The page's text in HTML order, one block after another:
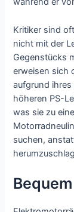
Kritiker sind
nicht mit der
Gegenstücks
erweisen sich
aufgrund
höheren PS-
was sie zu
suchen,
Bequem